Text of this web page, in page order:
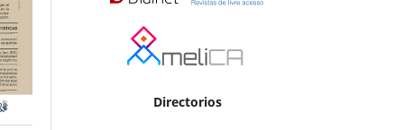
Directorios